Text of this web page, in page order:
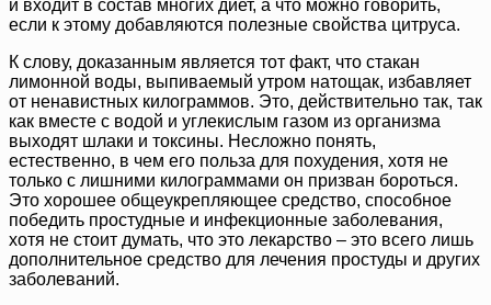
и входит в состав многих диет, а что можно говорить,
если к этому добавляются полезные свойства цитруса.
К слову, доказанным является тот факт, что стакан
лимонной воды, выпиваемый утром натощак, избавляет
от ненавистных килограммов. Это, действительно так, так
как вместе с водой и углекислым газом из организма
выходят шлаки и токсины. Несложно понять,
естественно, в чем его польза для похудения, хотя не
только с лишними килограммами он призван бороться.
Это хорошее общеукрепляющее средство, способное
победить простудные и инфекционные заболевания,
хотя не стоит думать, что это лекарство – это всего лишь
дополнительное средство для лечения простуды и других
заболеваний.